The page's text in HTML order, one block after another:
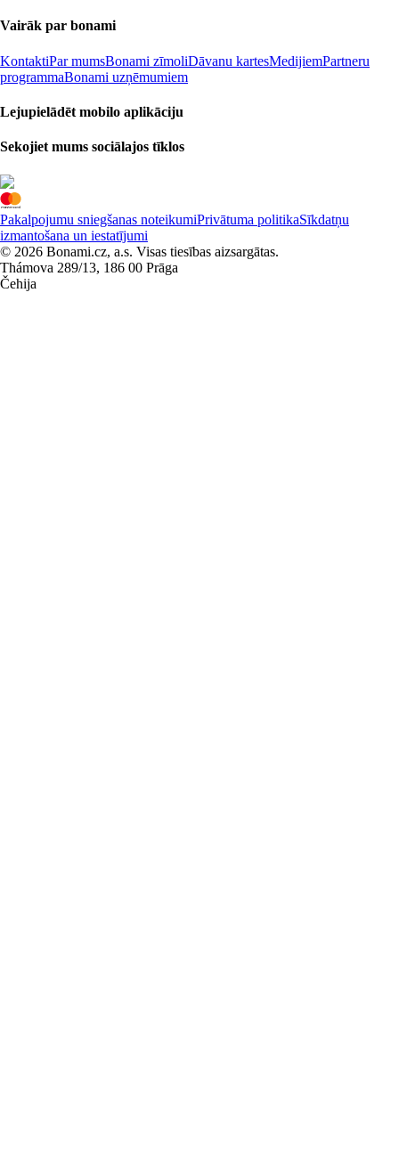
Vairāk par bonami
KontaktiPar mumsBonami zīmoliDāvanu kartesMedijiemPartneru
programmaBonami uzņēmumiem
Lejupielādēt mobilo aplikāciju
Sekojiet mums sociālajos tīklos
Pakalpojumu sniegšanas noteikumiPrivātuma politikaSīkdatņu
izmantošana un iestatījumi
© 2026 Bonami.cz, a.s. Visas tiesības aizsargātas.
Thámova 289/13, 186 00 Prāga
Čehija